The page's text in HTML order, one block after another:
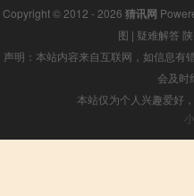
Copyright © 2012 - 2026 猜讯网
图 | 疑难解答
声明：本站内容来自互联网，如信息有
会及时
本站仅为个人兴趣爱好